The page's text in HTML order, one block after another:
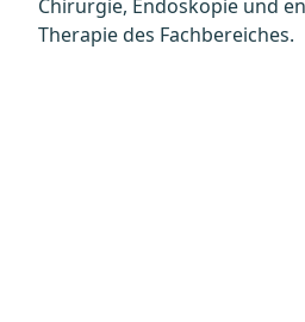
Chirurgie, Endoskopie und
Therapie des Fachbereiches.